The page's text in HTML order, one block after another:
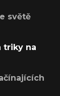
světě
triky na